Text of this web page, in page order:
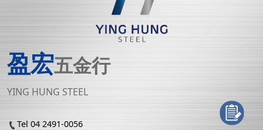
盈宏五金行
YING HUNG STEEL
Tel 04 2491-0056